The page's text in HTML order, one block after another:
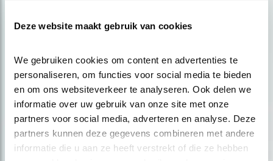
Deze website maakt gebruik van cookies
We gebruiken cookies om content en advertenties te
personaliseren, om functies voor social media te bieden
en om ons websiteverkeer te analyseren. Ook delen we
informatie over uw gebruik van onze site met onze
partners voor social media, adverteren en analyse. Deze
partners kunnen deze gegevens combineren met andere
informatie die u aan ze heeft verstrekt of die ze hebben